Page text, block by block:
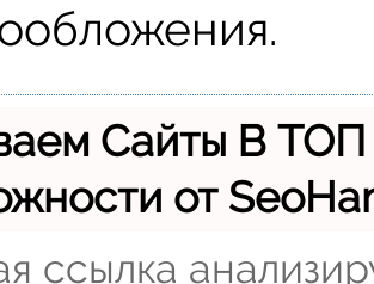
Сайты В
от
ссылка